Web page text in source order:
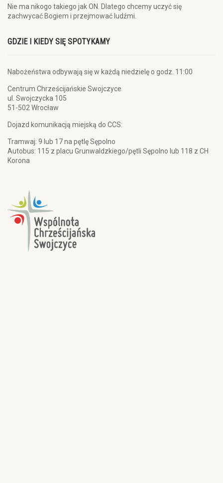
Nie ma nikogo takiego jak ON. Dlatego chcemy uczyć się
zachwycać Bogiem i przejmować ludźmi.
GDZIE I KIEDY SIĘ SPOTYKAMY
Nabożeństwa odbywają się w każdą niedzielę o godz. 11:00
Centrum Chrześcijańskie Swojczyce
ul. Swojczycka 105
51-502 Wrocław
Dojazd komunikacją miejską do CCS:
Tramwaj: 9 lub 17 na pętlę Sępolno
Autobus: 115 z placu Grunwaldzkiego/pętli Sępolno lub 118 z CH
Korona